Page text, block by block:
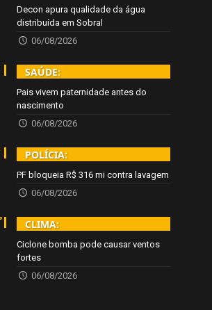
Decon apura qualidade da água
distribuída em Sobral
06/08/2026
SAÚDE:
Pais vivem paternidade antes do
nascimento
06/08/2026
POLÍCIA:
PF bloqueia R$ 316 mi contra lavagem
06/08/2026
CLIMA:
Ciclone bomba pode causar ventos
fortes
06/08/2026